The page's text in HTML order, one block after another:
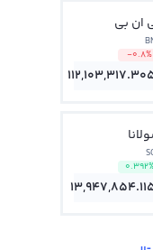
ان بی
-0.8%